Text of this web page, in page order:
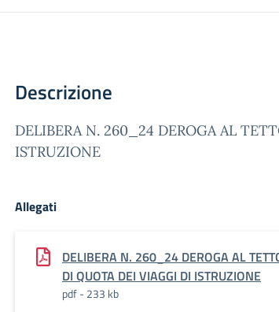
Descrizione
DELIBERA N. 260_24 DEROGA AL
ISTRUZIONE
Allegati
DELIBERA N. 260_24 DEROGA AL
DI QUOTA DEI VIAGGI DI ISTRUZIONE
pdf - 233 kb